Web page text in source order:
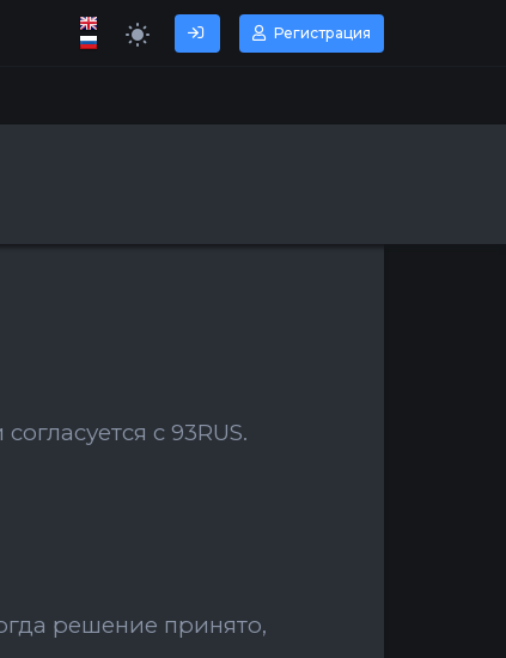
Регистрация
с 93RUS.
решение принято,